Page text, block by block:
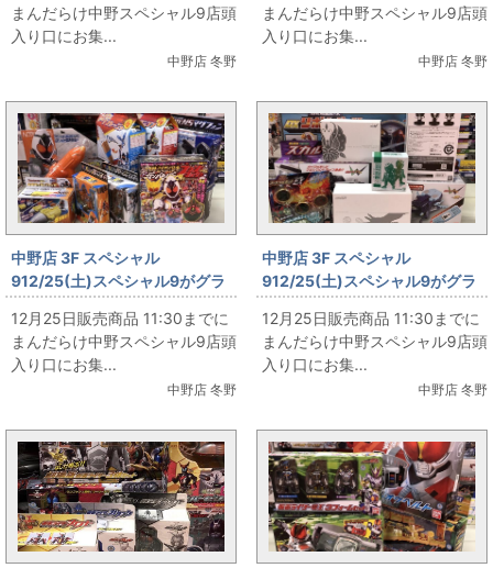
まんだらけ中野スペシャル9店頭
入り口にお集...
中野店 冬野
まんだらけ中野スペシャル9店頭
入り口にお集...
中野店 冬野
中野店 3F スペシャル
912/25(土)スペシャル9がグラ
ンドオープン‼ その20
12月25日販売商品 11:30までに
まんだらけ中野スペシャル9店頭
入り口にお集...
中野店 冬野
中野店 3F スペシャル
912/25(土)スペシャル9がグラ
ンドオープン‼ その19
12月25日販売商品 11:30までに
まんだらけ中野スペシャル9店頭
入り口にお集...
中野店 冬野